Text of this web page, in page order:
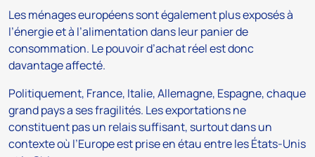
Les ménages européens sont également plus exposés à
l’énergie et à l’alimentation dans leur panier de
consommation. Le pouvoir d’achat réel est donc
davantage affecté.
Politiquement, France, Italie, Allemagne, Espagne, chaque
grand pays a ses fragilités. Les exportations ne
constituent pas un relais suffisant, surtout dans un
contexte où l’Europe est prise en étau entre les États-Unis